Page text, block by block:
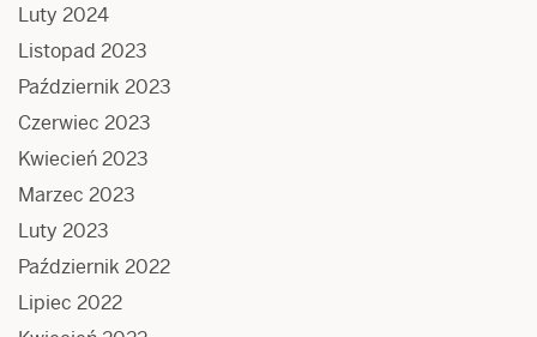
Luty 2024
Listopad 2023
Październik 2023
Czerwiec 2023
Kwiecień 2023
Marzec 2023
Luty 2023
Październik 2022
Lipiec 2022